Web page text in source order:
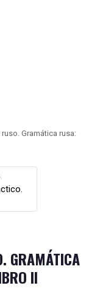
Gramática rusa:
GRAMÁTICA
II